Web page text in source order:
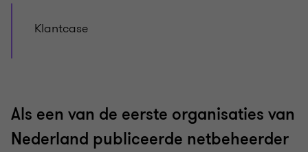
Klantcase
Als een van de eerste organisaties van
Nederland publiceerde netbeheerder